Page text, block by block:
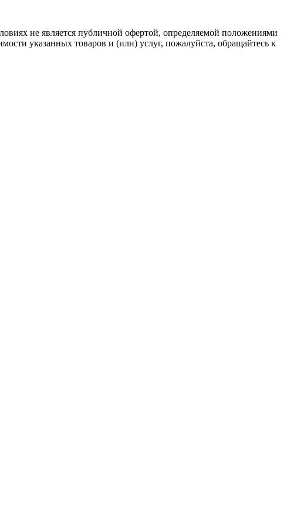
не является публичной офертой, определяемой положениями
указанных товаров и (или) услуг, пожалуйста, обращайтесь к